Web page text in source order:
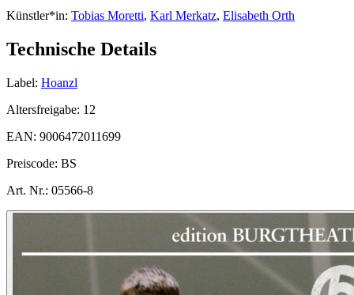
Künstler*in: Tobias Moretti, Karl Merkatz, Elisabeth Orth
Technische Details
Label: Hoanzl
Altersfreigabe: 12
EAN: 9006472011699
Preiscode: BS
Art. Nr.: 05566-8